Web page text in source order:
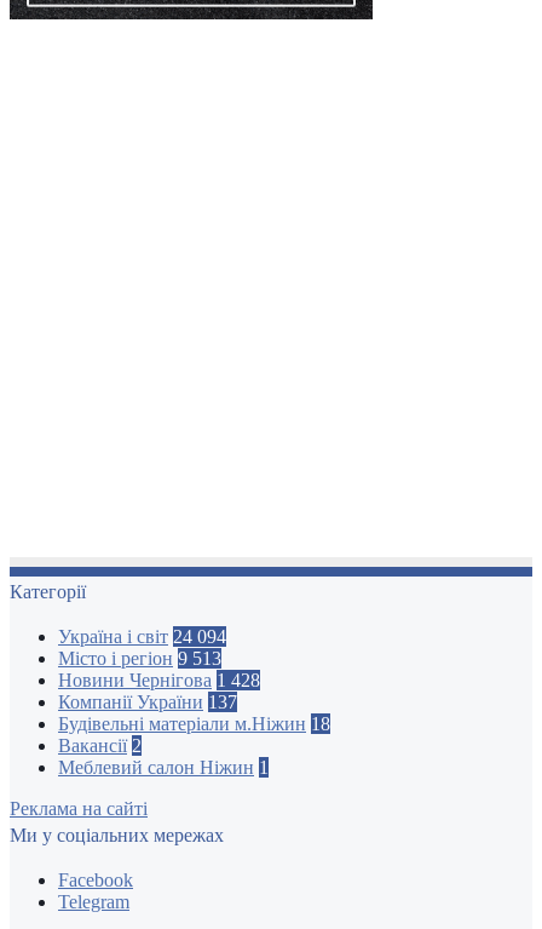
Категорії
Україна і світ 24 094
Місто і регіон 9 513
Новини Чернігова 1 428
Компанії України 137
Будівельні матеріали м.Ніжин 18
Вакансії 2
Меблевий салон Ніжин 1
Реклама на сайті
Ми у соціальних мережах
Facebook
Telegram